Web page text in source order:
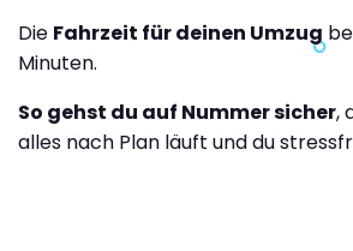
Die Fahrzeit für deinen Umzug
Minuten.
So gehst du auf Nummer sicher,
alles nach Plan läuft und du